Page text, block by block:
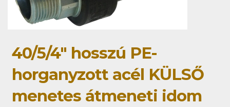
40/5/4" hosszú PE-
horganyzott acél KÜLSŐ
menetes átmeneti idom